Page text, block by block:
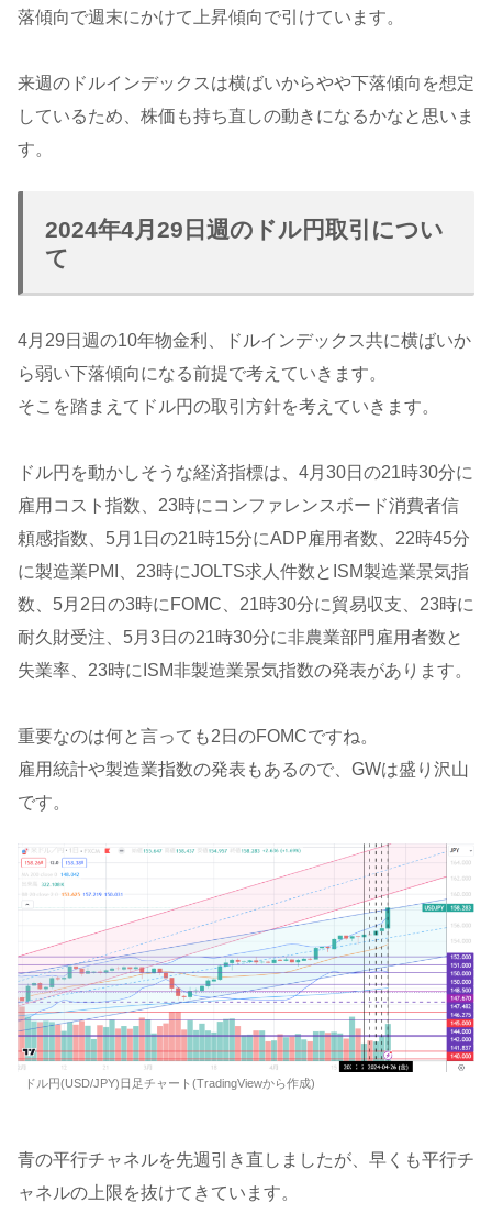
落傾向で週末にかけて上昇傾向で引けています。
来週のドルインデックスは横ばいからやや下落傾向を想定
しているため、株価も持ち直しの動きになるかなと思いま
す。
2024年4月29日週のドル円取引につい
て
4月29日週の10年物金利、ドルインデックス共に横ばいか
ら弱い下落傾向になる前提で考えていきます。
そこを踏まえてドル円の取引方針を考えていきます。
ドル円を動かしそうな経済指標は、4月30日の21時30分に
雇用コスト指数、23時にコンファレンスボード消費者信
頼感指数、5月1日の21時15分にADP雇用者数、22時45分
に製造業PMI、23時にJOLTS求人件数とISM製造業景気指
数、5月2日の3時にFOMC、21時30分に貿易収支、23時に
耐久財受注、5月3日の21時30分に非農業部門雇用者数と
失業率、23時にISM非製造業景気指数の発表があります。
重要なのは何と言っても2日のFOMCですね。
雇用統計や製造業指数の発表もあるので、GWは盛り沢山
です。
ドル円(USD/JPY)日足チャート(TradingViewから作成)
青の平行チャネルを先週引き直しましたが、早くも平行チ
ャネルの上限を抜けてきています。